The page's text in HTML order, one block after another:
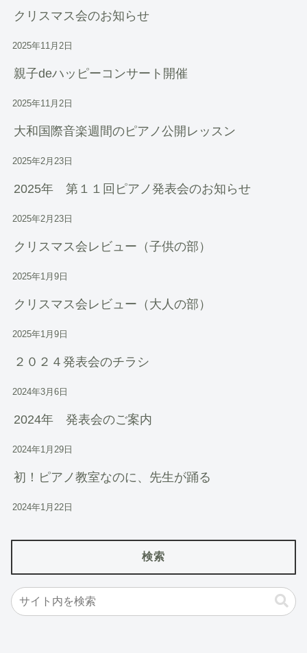
クリスマス会のお知らせ
2025年11月2日
親子deハッピーコンサート開催
2025年11月2日
大和国際音楽週間のピアノ公開レッスン
2025年2月23日
2025年 第１１回ピアノ発表会のお知らせ
2025年2月23日
クリスマス会レビュー（子供の部）
2025年1月9日
クリスマス会レビュー（大人の部）
2025年1月9日
２０２４発表会のチラシ
2024年3月6日
2024年 発表会のご案内
2024年1月29日
初！ピアノ教室なのに、先生が踊る
2024年1月22日
検索